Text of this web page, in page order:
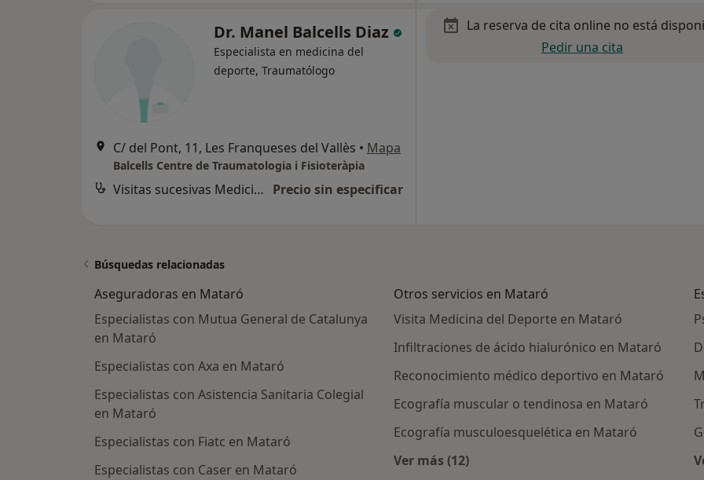
Dr. Manel Balcells Diaz
Especialista en medicina del
deporte, Traumatólogo
C/ del Pont, 11, Les Franqueses del Vallès • Mapa
Balcells Centre de Traumatologia i Fisioteràpia
Visitas sucesivas Medicina del Deporte Precio sin especificar
La reserva de cita online no está
Pedir una cita
Búsquedas relacionadas
Aseguradoras en Mataró
Especialistas con Mutua General de Catalunya
en Mataró
Especialistas con Axa en Mataró
Especialistas con Asistencia Sanitaria Colegial
en Mataró
Especialistas con Fiatc en Mataró
Especialistas con Caser en Mataró
Otros servicios en Mataró
Visita Medicina del Deporte en Mataró
Infiltraciones de ácido hialurónico en Mataró
Reconocimiento médico deportivo en Mataró
Ecografía muscular o tendinosa en Mataró
Ecografía musculoesquelética en Mataró
Ver más (12)